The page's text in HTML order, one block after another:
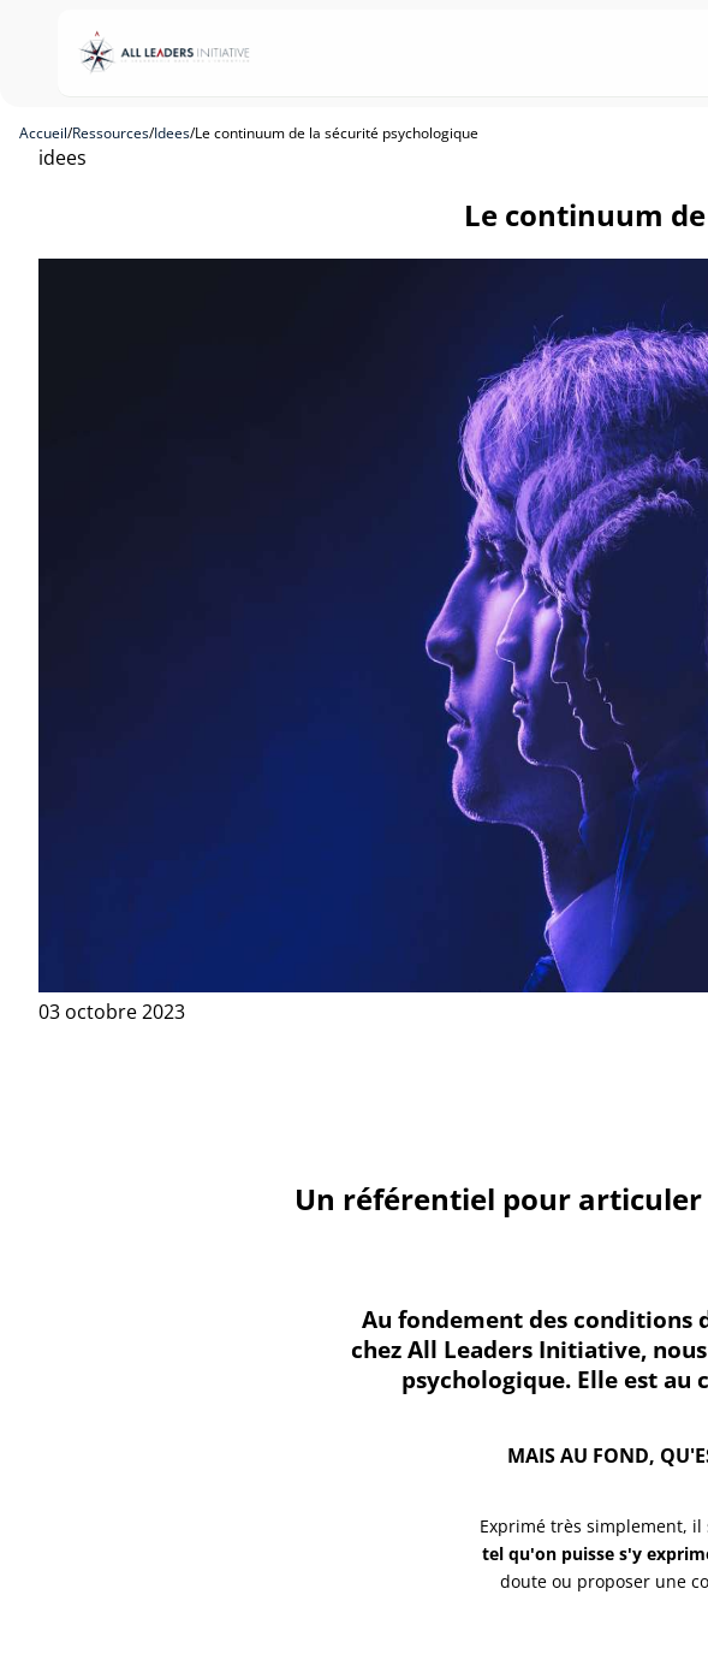
Accueil/Ressources/Idees/Le continuum de la sécurité psychologique
idees
Le continuum
03 octobre 2023
Un référentiel pour
Au fondement des conditions
chez All Leaders Initiative,
psychologique. Elle est
MAIS AU FOND,
Exprimé très simplement, il
tel qu'on puisse s'y
doute ou proposer une